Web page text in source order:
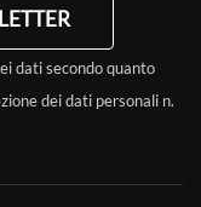
dati secondo quanto
dei dati personali n.